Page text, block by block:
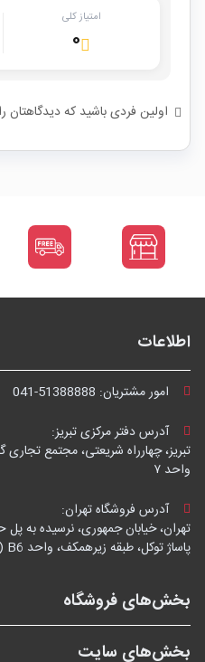
امتیاز کلی
۰
اولین فردی باشید که دیدگاهتان
اطلاعات
امور مشتریان: 041-51388888
آدرس دفتر مرکزی تبریز:
تبریز، چهارراه شریعتی، مجتمع تجاری
واحد ۷
آدرس فروشگاه تهران:
تهران، خیابان جمهوری، نرسیده به پل
پاساژ توکل، طبقه زیرهمکف، واحد B6 (تاپ ترونیک)
بخش‌های فروشگاه
بخش‌های سایت